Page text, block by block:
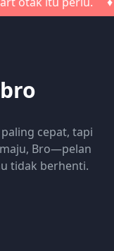
cepat, tapi
Bro—pelan
tidak berhenti.